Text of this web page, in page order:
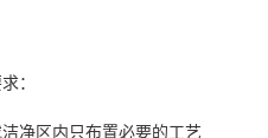
：
净区内只布置必要的工艺